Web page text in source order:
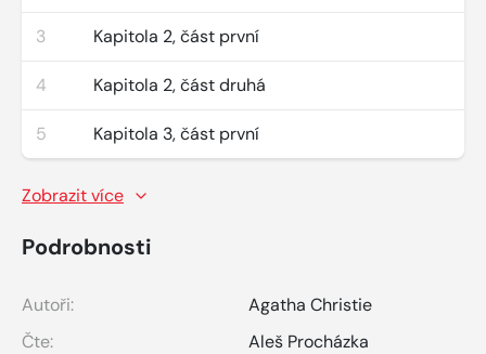
3 Kapitola 2, část první
4 Kapitola 2, část druhá
5 Kapitola 3, část první
Zobrazit více
Podrobnosti
Autoři:
Agatha Christie
Čte:
Aleš Procházka